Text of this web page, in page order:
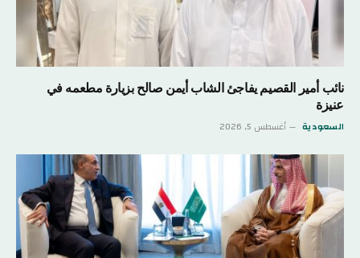
نائب أمير القصيم يفاجئ الشاب أيمن صالح بزيارة مطعمه في
عنيزة
السعودية أغسطس 5, 2026